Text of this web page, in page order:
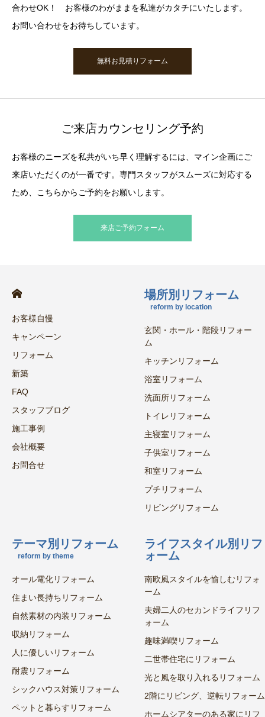
合わせOK！ お客様のわがままを私達がカタチにいたします。
お問い合わせをお待ちしています。
無料お見積りフォーム
ご来店カウンセリング予約
お客様のニーズを私共がいち早く理解するには、マイン企画にご
来店いただくのが一番です。専門スタッフがスムーズに対応する
ため、こちらからご予約をお願いします。
来店ご予約フォーム
お客様自慢
キャンペーン
リフォーム
新築
FAQ
スタッフブログ
施工事例
会社概要
お問合せ
場所別リフォーム
reform by location
玄関・ホール・階段リフォー
ム
キッチンリフォーム
浴室リフォーム
洗面所リフォーム
トイレリフォーム
主寝室リフォーム
子供室リフォーム
和室リフォーム
プチリフォーム
リビングリフォーム
テーマ別リフォーム
reform by theme
オール電化リフォーム
住まい長持ちリフォーム
自然素材の内装リフォーム
収納リフォーム
人に優しいリフォーム
耐震リフォーム
シックハウス対策リフォーム
ペットと暮らすリフォーム
ライフスタイル別リフ
ォーム
南欧風スタイルを愉しむリフォ
ーム
夫婦二人のセカンドライフリフ
ォーム
趣味満喫リフォーム
二世帯住宅にリフォーム
光と風を取り入れるリフォーム
2階にリビング、逆転リフォーム
ホームシアターのある家にリフ